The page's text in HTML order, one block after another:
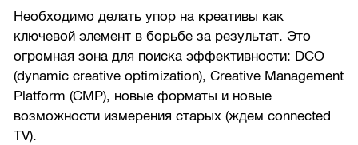
Необходимо делать упор на креативы как
ключевой элемент в борьбе за результат. Это
огромная зона для поиска эффективности: DCO
(dynamic creative optimization), Creative Management
Platform (CMP), новые форматы и новые
возможности измерения старых (ждем connected
TV).